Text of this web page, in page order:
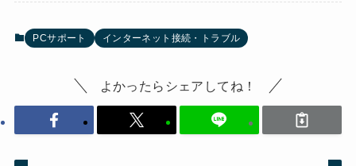
PCサポート インターネット接続・トラブル
よかったらシェアしてね！